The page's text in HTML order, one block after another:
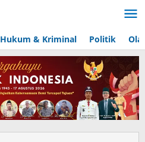
Hukum & Kriminal Politik